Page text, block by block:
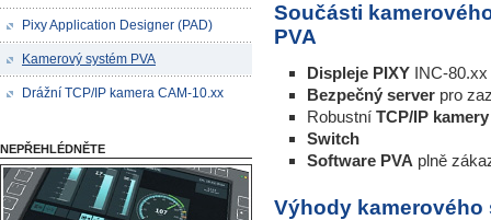
Pixy Application Designer (PAD)
Kamerový systém PVA
Drážní TCP/IP kamera CAM-10.xx
NEPŘEHLÉDNĚTE
Součásti
PVA
Displeje PIXY INC-
Bezpečný server pro
Robustní TCP/IP kamery
Switch
Software PVA plně
Výhody kamerového